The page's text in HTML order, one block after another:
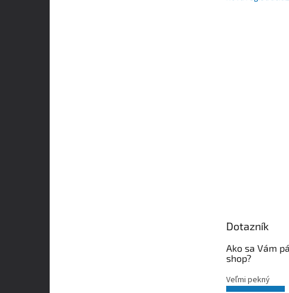
Dotazník
Ako sa Vám
shop?
Veľmi pekný